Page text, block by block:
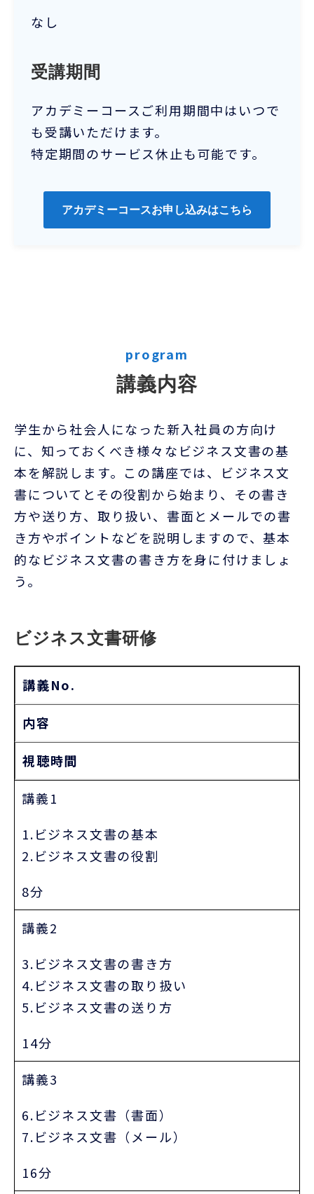
なし
受講期間
アカデミーコースご利用期間中はいつで
も受講いただけます。
特定期間のサービス休止も可能です。
アカデミーコースお申し込みはこちら
program
講義内容
学生から社会人になった新入社員の方向け
に、知っておくべき様々なビジネス文書の基
本を解説します。この講座では、ビジネス文
書についてとその役割から始まり、その書き
方や送り方、取り扱い、書面とメールでの書
き方やポイントなどを説明しますので、基本
的なビジネス文書の書き方を身に付けましょ
う。
ビジネス文書研修
講義No.
内容
視聴時間
講義1
1.ビジネス文書の基本
2.ビジネス文書の役割
8分
講義2
3.ビジネス文書の書き方
4.ビジネス文書の取り扱い
5.ビジネス文書の送り方
14分
講義3
6.ビジネス文書（書面）
7.ビジネス文書（メール）
16分